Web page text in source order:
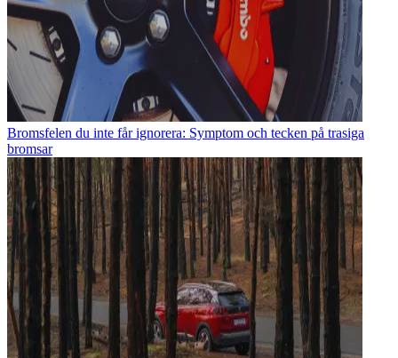
Bromsfelen du inte får ignorera: Symptom och tecken på trasiga
bromsar